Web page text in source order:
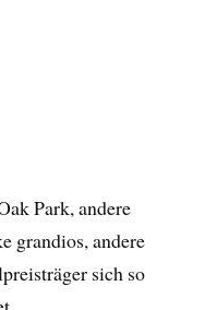
Park, andere
grandios, andere
sich so